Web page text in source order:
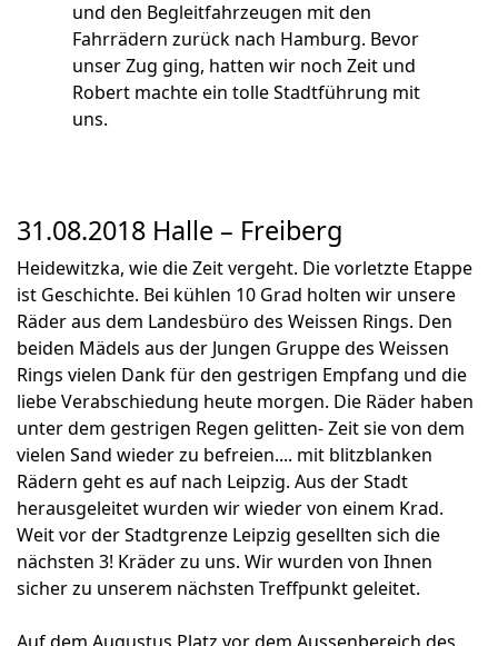
und den Begleitfahrzeugen mit den
Fahrrädern zurück nach Hamburg. Bevor
unser Zug ging, hatten wir noch Zeit und
Robert machte ein tolle Stadtführung mit
uns.
31.08.2018 Halle – Freiberg
Heidewitzka, wie die Zeit vergeht. Die vorletzte Etappe
ist Geschichte. Bei kühlen 10 Grad holten wir unsere
Räder aus dem Landesbüro des Weissen Rings. Den
beiden Mädels aus der Jungen Gruppe des Weissen
Rings vielen Dank für den gestrigen Empfang und die
liebe Verabschiedung heute morgen. Die Räder haben
unter dem gestrigen Regen gelitten- Zeit sie von dem
vielen Sand wieder zu befreien.... mit blitzblanken
Rädern geht es auf nach Leipzig. Aus der Stadt
herausgeleitet wurden wir wieder von einem Krad.
Weit vor der Stadtgrenze Leipzig gesellten sich die
nächsten 3! Kräder zu uns. Wir wurden von Ihnen
sicher zu unserem nächsten Treffpunkt geleitet.